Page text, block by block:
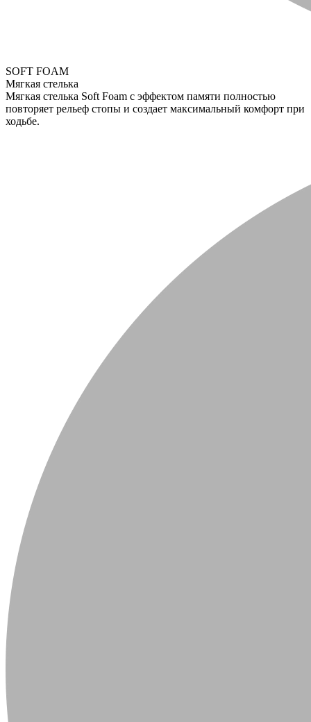
SOFT FOAM
Мягкая стелька
Мягкая стелька Soft Foam с эффектом памяти полностью
повторяет рельеф стопы и создает максимальный комфорт при
ходьбе.